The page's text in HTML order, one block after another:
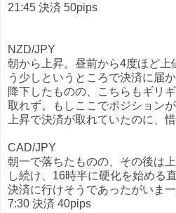
21:45 決済 50pips
NZD/JPY
朝から上昇。昼前から4度ほど上
う少しというところで決済に届
降下したものの、こちらもギリ
取れず。もしここでポジション
上昇で決済が取れていたのに、惜
CAD/JPY
朝一で落ちたものの、その後は
し続け、16時半に硬化を始める
決済に行けそうであったがいま一
7:30 決済 40pips